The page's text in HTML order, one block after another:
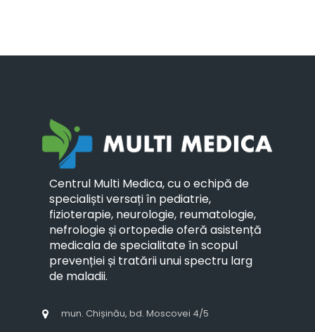
Centrul Multi Medica, cu o echipă de
specialiști versați în pediatrie,
fizioterapie, neurologie, reumatologie,
nefrologie și ortopedie oferă asistență
medicala de specialitate în scopul
prevenției și tratării unui spectru larg
de maladii.
mun. Chișinău, bd. Moscovei 4/5